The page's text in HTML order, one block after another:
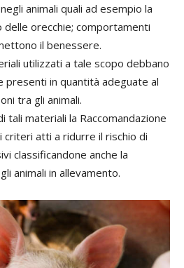
animali quali ad esempio la
delle orecchie; comportamenti
il benessere.
utilizzati a tale scopo debbano
presenti in quantità adeguate al
tra gli animali.
tali materiali la Raccomandazione
criteri atti a ridurre il rischio di
classificandone anche la
animali in allevamento.